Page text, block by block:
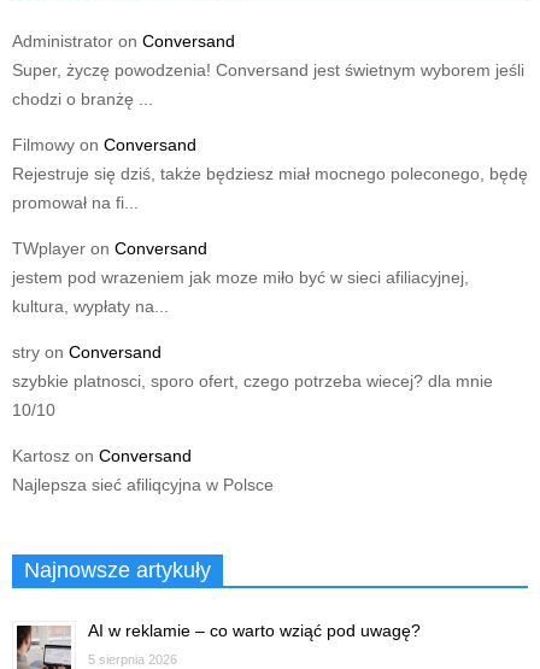
Administrator on Conversand
Super, życzę powodzenia! Conversand jest świetnym wyborem jeśli
chodzi o branżę ...
Filmowy on Conversand
Rejestruje się dziś, także będziesz miał mocnego poleconego, będę
promował na fi...
TWplayer on Conversand
jestem pod wrazeniem jak moze miło być w sieci afiliacyjnej,
kultura, wypłaty na...
stry on Conversand
szybkie platnosci, sporo ofert, czego potrzeba wiecej? dla mnie
10/10
Kartosz on Conversand
Najlepsza sieć afiliqcyjna w Polsce
Najnowsze artykuły
AI w reklamie – co warto wziąć pod uwagę?
5 sierpnia 2026